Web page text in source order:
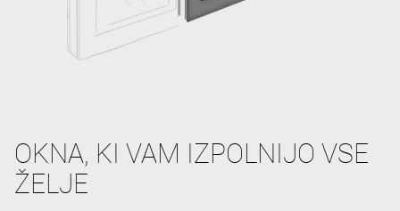
OKNA, KI VAM IZPOLNIJO VSE
ŽELJE